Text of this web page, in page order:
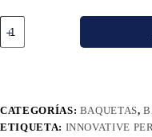
CATEGORÍAS: BAQUETAS,
ETIQUETA: INNOVATIVE